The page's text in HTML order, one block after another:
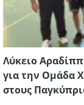
Λύκειο
για την Ομάδα
στους